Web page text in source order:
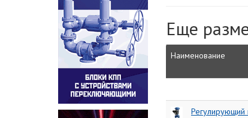
Еще
Наименование